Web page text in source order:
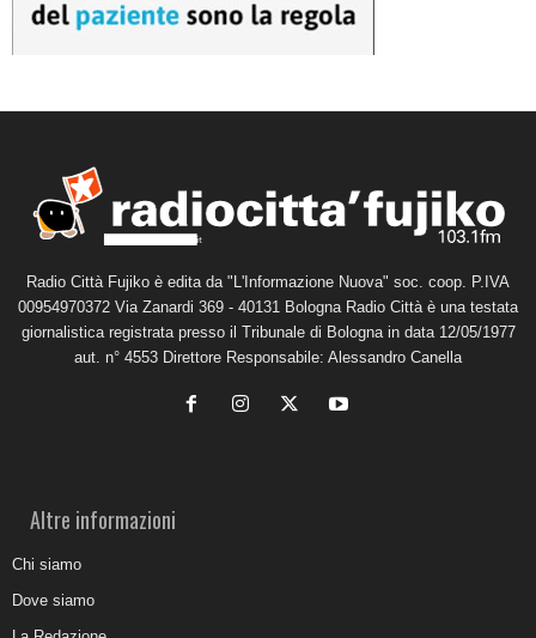
Radio Città Fujiko è edita da "L'Informazione Nuova" soc. coop. P.IVA
00954970372 Via Zanardi 369 - 40131 Bologna Radio Città è una testata
giornalistica registrata presso il Tribunale di Bologna in data 12/05/1977
aut. n° 4553 Direttore Responsabile: Alessandro Canella
Altre informazioni
Chi siamo
Dove siamo